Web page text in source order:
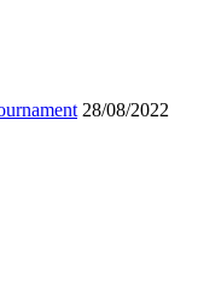
28/08/2022